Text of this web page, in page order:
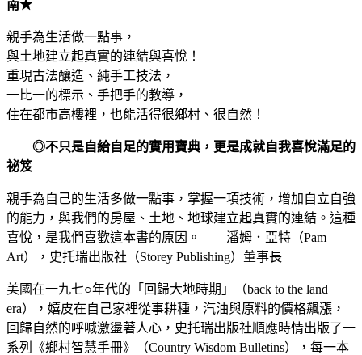
南★
親手為生活做一點事，
與土地建立起真實的連結與喜悅！
重現古法釀造、純手工技法，
一比一的標示、手把手的教導，
住在都市高樓裡，也能活得很鄉村、很自然！
◎不只是自給自足的實用寶典，更是成就自我喜悅滿足的
祕笈
親手為自己的生活多做一點事，掌握一項技術，增加自立自強
的能力，與我們的房屋、土地、地球建立起真實的連結。這種
喜悅，是我們喜歡這本書的原因。——潘姆．亞特（Pam
Art），史托瑞出版社（Storey Publishing）董事長
美國在一九七○年代的「回歸大地時期」（back to the land
era），嬉皮在自己家裡從事耕種，汽油與原料的價格飆漲，
回歸自然的呼喊激盪著人心，史托瑞出版社順應時情出版了一
系列《鄉村智慧手冊》（Country Wisdom Bulletins），每一本